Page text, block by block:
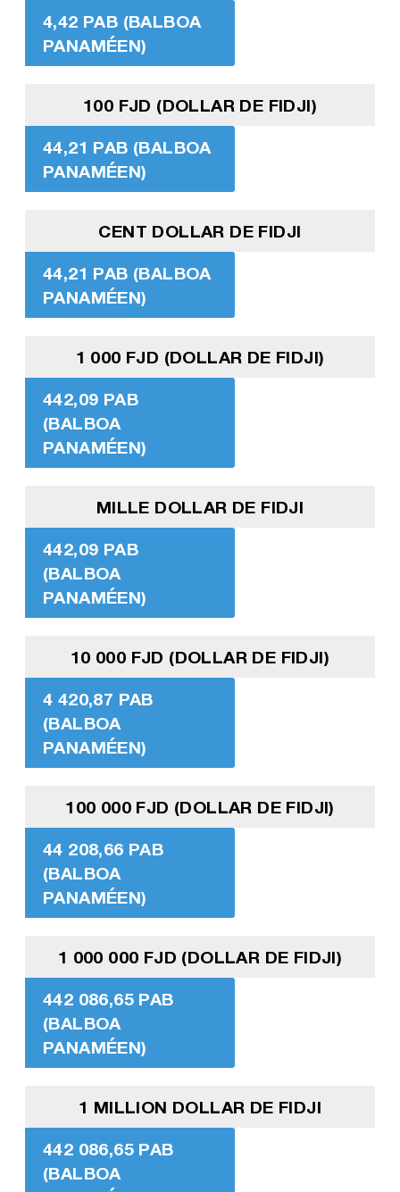
4,42 PAB (BALBOA
PANAMÉEN)
100 FJD (DOLLAR DE FIDJI)
44,21 PAB (BALBOA
PANAMÉEN)
CENT DOLLAR DE FIDJI
44,21 PAB (BALBOA
PANAMÉEN)
1 000 FJD (DOLLAR DE FIDJI)
442,09 PAB
(BALBOA
PANAMÉEN)
MILLE DOLLAR DE FIDJI
442,09 PAB
(BALBOA
PANAMÉEN)
10 000 FJD (DOLLAR DE FIDJI)
4 420,87 PAB
(BALBOA
PANAMÉEN)
100 000 FJD (DOLLAR DE FIDJI)
44 208,66 PAB
(BALBOA
PANAMÉEN)
1 000 000 FJD (DOLLAR DE FIDJI)
442 086,65 PAB
(BALBOA
PANAMÉEN)
1 MILLION DOLLAR DE FIDJI
442 086,65 PAB
(BALBOA